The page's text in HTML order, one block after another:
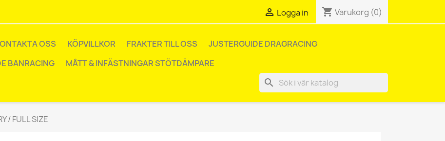
 Logga in shopping_cart Varukorg (0)
OSS KÖPVILLKOR FRAKTER TILL OSS
JUSTERGUIDE DRAGRACING
BANRACING
MÅTT & INFÄSTNINGAR STÖTDÄMPARE
search
/ FULL SIZE